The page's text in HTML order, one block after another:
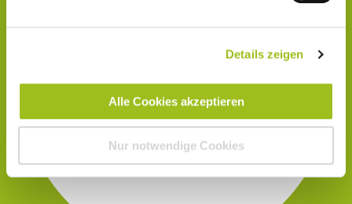
Details zeigen
Alle Cookies akzeptieren
Nur notwendige Cookies